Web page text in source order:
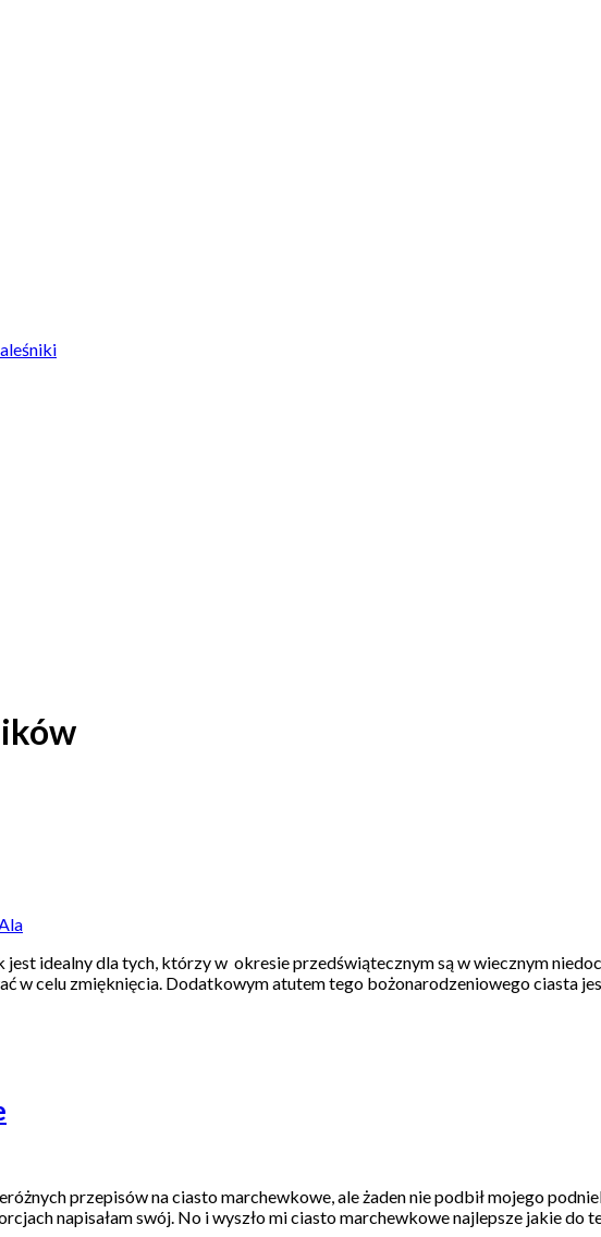
Ala
idealny dla tych, którzy w okresie przedświątecznym są w wiecznym
w celu zmięknięcia. Dodatkowym atutem tego bożonarodzeniowego ciasta
przepisów na ciasto marchewkowe, ale żaden nie podbił mojego
napisałam swój. No i wyszło mi ciasto marchewkowe najlepsze jakie do